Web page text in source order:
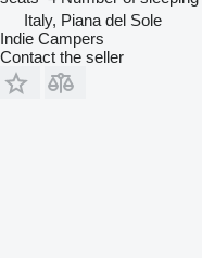
Italy, Piana del Sole
Indie Campers
Contact the seller